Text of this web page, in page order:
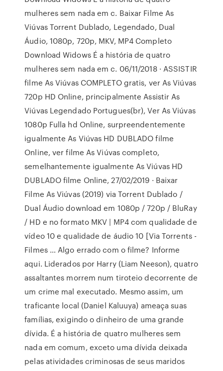
mulheres sem nada em c. Baixar Filme As
Viúvas Torrent Dublado, Legendado, Dual
Áudio, 1080p, 720p, MKV, MP4 Completo
Download Widows É a história de quatro
mulheres sem nada em c. 06/11/2018 · ASSISTIR
filme As Viúvas COMPLETO gratis, ver As Viúvas
720p HD Online, principalmente Assistir As
Viúvas Legendado Portugues(br), Ver As Viúvas
1080p Fulla hd Online, surpreendentemente
igualmente As Viúvas HD DUBLADO filme
Online, ver filme As Viúvas completo,
semelhantemente igualmente As Viúvas HD
DUBLADO filme Online, 27/02/2019 · Baixar
Filme As Viúvas (2019) via Torrent Dublado /
Dual Áudio download em 1080p / 720p / BluRay
/ HD e no formato MKV | MP4 com qualidade de
vídeo 10 e qualidade de áudio 10 [Via Torrents -
Filmes … Algo errado com o filme? Informe
aqui. Liderados por Harry (Liam Neeson), quatro
assaltantes morrem num tiroteio decorrente de
um crime mal executado. Mesmo assim, um
traficante local (Daniel Kaluuya) ameaça suas
famílias, exigindo o dinheiro de uma grande
dívida. É a história de quatro mulheres sem
nada em comum, exceto uma dívida deixada
pelas atividades criminosas de seus maridos